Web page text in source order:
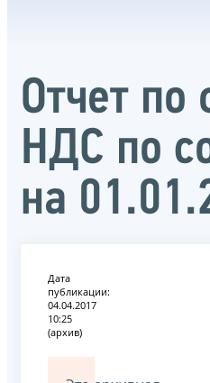
Отчет
НДС по
на
Дата
публикации:
04.04.2017
10:25
(архив)